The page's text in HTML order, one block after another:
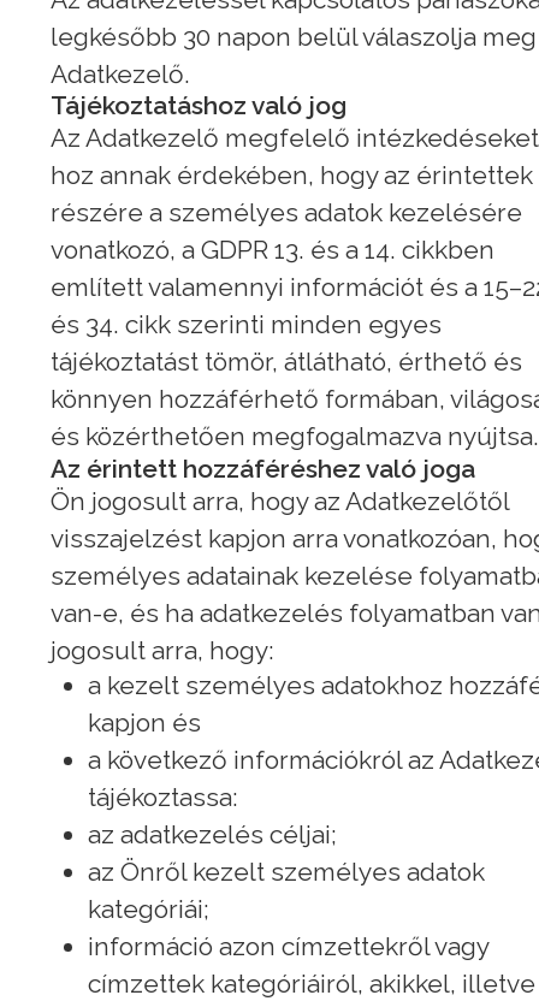
legkésőbb 30 napon belül válaszolja meg
Adatkezelő.
Tájékoztatáshoz való jog
Az Adatkezelő megfelelő intézkedéseket
hoz annak érdekében, hogy az érintettek
részére a személyes adatok kezelésére
vonatkozó, a GDPR 13. és a 14. cikkben
említett valamennyi információt és a
és 34. cikk szerinti minden egyes
tájékoztatást tömör, átlátható, érthető és
könnyen hozzáférhető formában,
és közérthetően megfogalmazva nyújtsa.
Az érintett hozzáféréshez való joga
Ön jogosult arra, hogy az Adatkezelőtől
visszajelzést kapjon arra vonatkozóan,
személyes adatainak kezelése
van-e, és ha adatkezelés folyamatban
jogosult arra, hogy:
a kezelt személyes adatokhoz
kapjon és
a következő információkról az
tájékoztassa:
az adatkezelés céljai;
az Önről kezelt személyes adatok
kategóriái;
információ azon címzettekről vagy
címzettek kategóriáiról, akikkel, illetve